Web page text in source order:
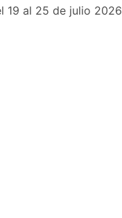
19 al 25 de julio 2026